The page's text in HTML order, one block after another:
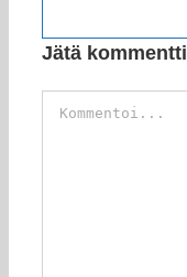
Jätä kommentti